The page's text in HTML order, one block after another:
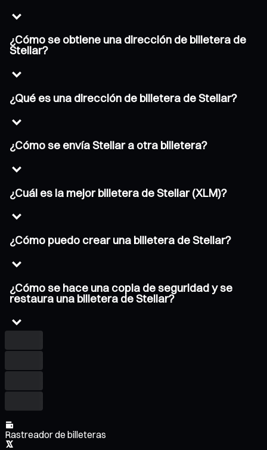
¿Cómo se obtiene una dirección de billetera de
Stellar?
¿Qué es una dirección de billetera de Stellar?
¿Cómo se envía Stellar a otra billetera?
¿Cuál es la mejor billetera de Stellar (XLM)?
¿Cómo puedo crear una billetera de Stellar?
¿Cómo se hace una copia de seguridad y se
restaura una billetera de Stellar?
Rastreador de billeteras